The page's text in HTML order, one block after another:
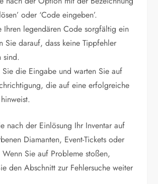
oder ‘Code eingeben’.
Ihren legendären Code sorgfältig ein
Sie darauf, dass keine Tippfehler
sind.
Sie die Eingabe und warten Sie auf
die auf eine erfolgreiche
nach der Einlösung Ihr Inventar auf
Diamanten, Event-Tickets oder
Sie auf Probleme stoßen,
den Abschnitt zur Fehlersuche weiter